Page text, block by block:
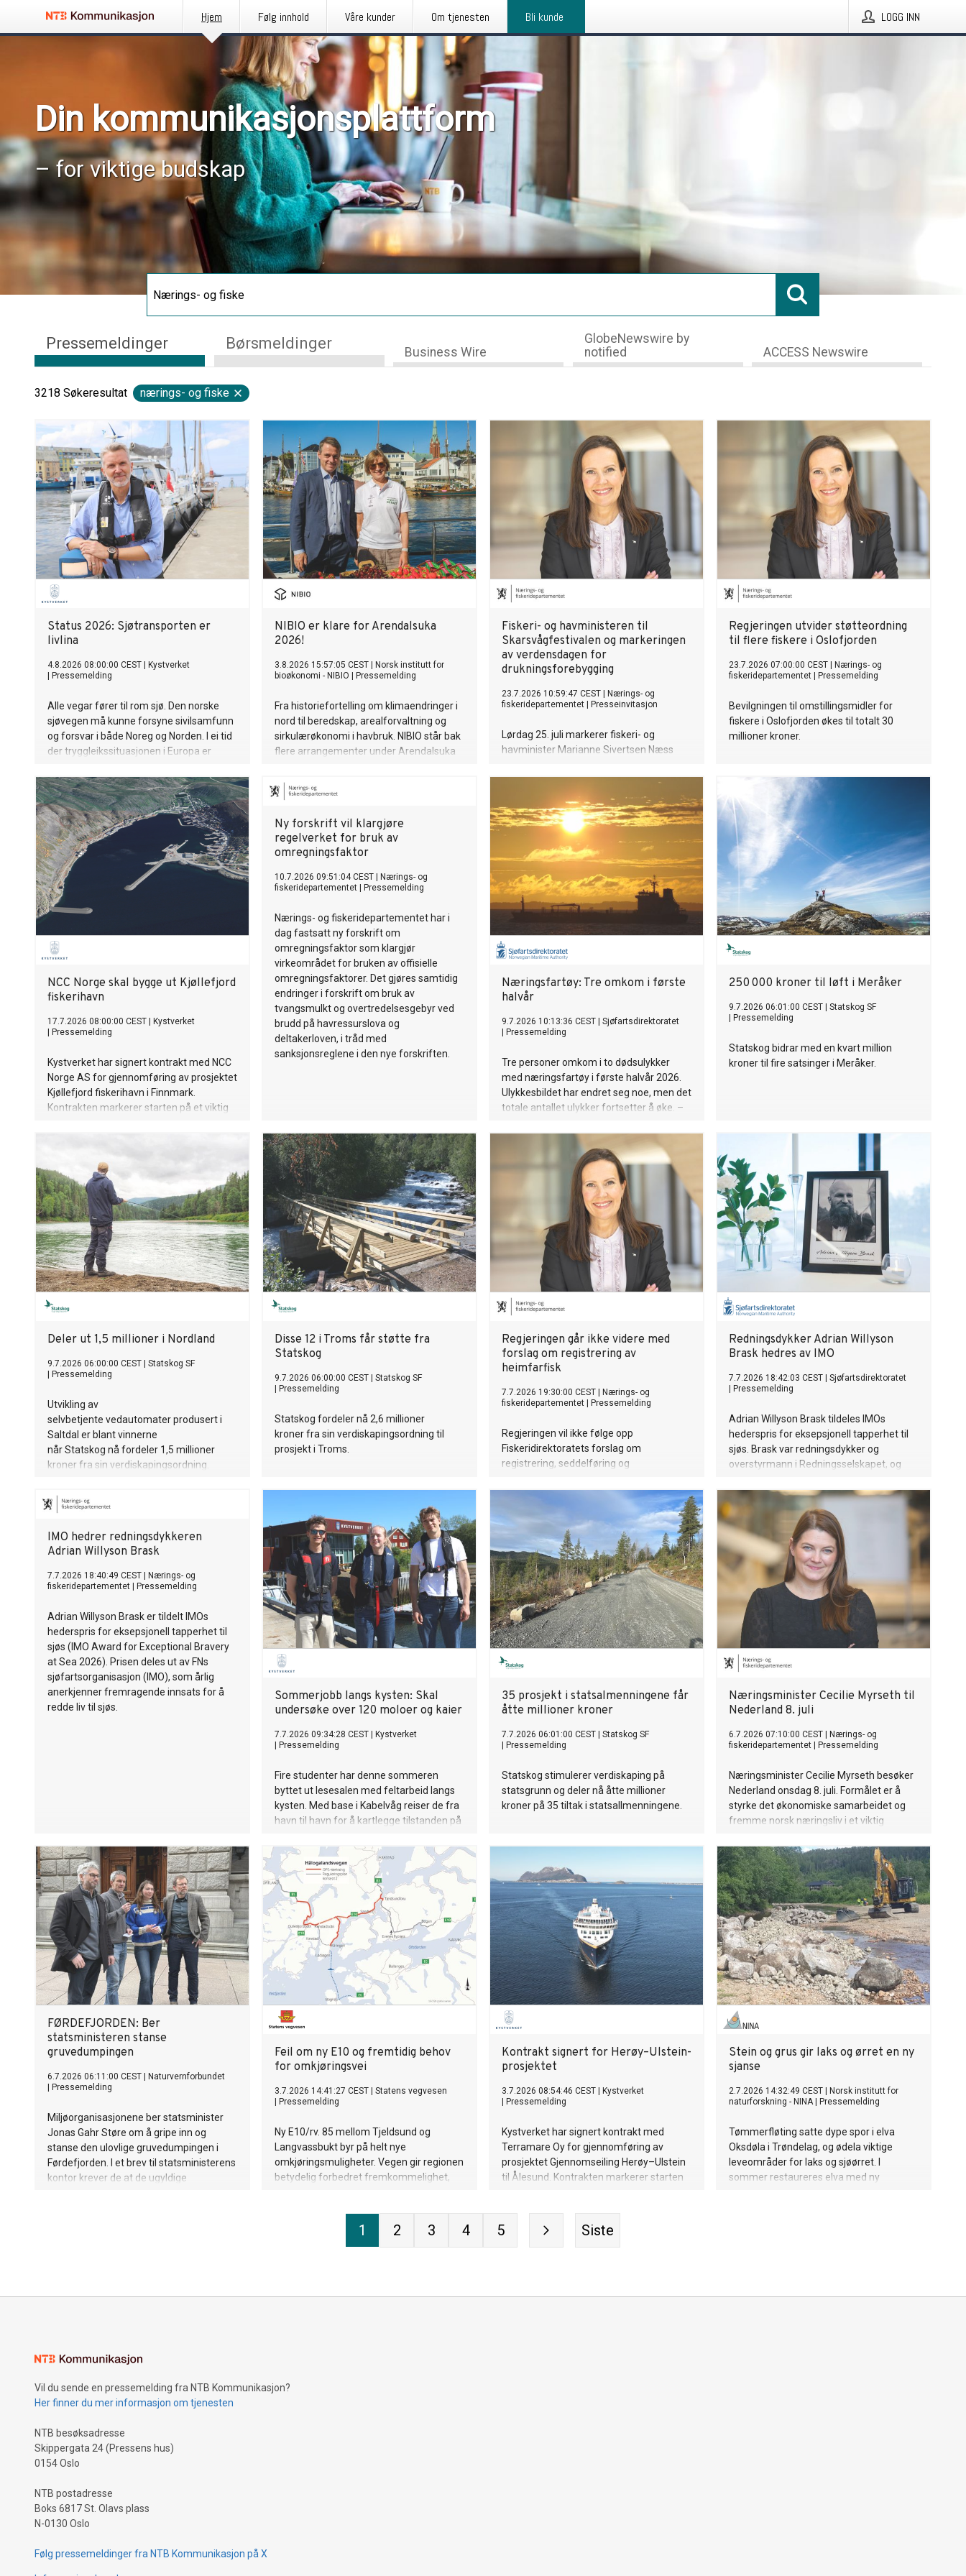
Hjem Følg innhold Våre kunder Om tjenesten Bli kunde LOGG INN
Din kommunikasjonsplattform
– for viktige budskap
Pressemeldinger Børsmeldinger Business Wire
GlobeNewswire by
notified
ACCESS Newswire
3218 Søkeresultat nærings- og fiske
Status 2026: Sjøtransporten er
livlina
4.8.2026 08:00:00 CEST
Kystverket
Pressemelding
Alle vegar fører til rom sjø. Den norske
sjøvegen må kunne forsyne sivilsamfunn
og forsvar i både Noreg og Norden. I ei tid
der tryggleikssituasjonen i Europa er
at sjøtransporten er ein fundamental del
av infrastrukturen som held landet oppe.
Det gjeld i fredstid, i kriser og om det
verste skulle skje.
NIBIO er klare for Arendalsuka
2026!
3.8.2026 15:57:05 CEST
Norsk institutt for
bioøkonomi - NIBIO
Pressemelding
Fra historiefortelling om klimaendringer i
nord til beredskap, arealforvaltning og
sirkulærøkonomi i havbruk. NIBIO står bak
flere arrangementer under Arendalsuka
Fiskeri- og havministeren til
Skarsvågfestivalen og markeringen
av verdensdagen for
drukningsforebygging
23.7.2026 10:59:47 CEST
Nærings- og
fiskeridepartementet
Presseinvitasjon
Lørdag 25. juli markerer fiskeri- og
havminister Marianne Sivertsen Næss
drukning i Skarsvåg, verdens nordligste
Regjeringen utvider støtteordning
til flere fiskere i Oslofjorden
23.7.2026 07:00:00 CEST
Nærings- og
fiskeridepartementet
Pressemelding
Bevilgningen til omstillingsmidler for
fiskere i Oslofjorden økes til totalt 30
millioner kroner.
NCC Norge skal bygge ut Kjøllefjord
fiskerihavn
17.7.2026 08:00:00 CEST
Kystverket
Pressemelding
Kystverket har signert kontrakt med NCC
Norge AS for gjennomføring av prosjektet
Kjøllefjord fiskerihavn i Finnmark.
Kontrakten markerer starten på et viktig
annen næringsaktivitet i området.
Ny forskrift vil klargjøre
regelverket for bruk av
omregningsfaktor
10.7.2026 09:51:04 CEST
Nærings- og
fiskeridepartementet
Pressemelding
Nærings- og fiskeridepartementet har i
dag fastsatt ny forskrift om
omregningsfaktor som klargjør
virkeområdet for bruken av offisielle
omregningsfaktorer. Det gjøres samtidig
endringer i forskrift om bruk av
tvangsmulkt og overtredelsesgebyr ved
brudd på havressurslova og
deltakerloven, i tråd med
sanksjonsreglene i den nye forskriften.
Næringsfartøy: Tre omkom i første
halvår
9.7.2026 10:13:36 CEST
Sjøfartsdirektoratet
Pressemelding
Tre personer omkom i to dødsulykker
med næringsfartøy i første halvår 2026.
Ulykkesbildet har endret seg noe, men det
totale antallet ulykker fortsetter å øke. –
250 000 kroner til løft i Meråker
9.7.2026 06:01:00 CEST
Statskog SF
Pressemelding
Statskog bidrar med en kvart million
kroner til fire satsinger i Meråker.
Deler ut 1,5 millioner i Nordland
9.7.2026 06:00:00 CEST
Statskog SF
Pressemelding
Utvikling av
selvbetjente vedautomater produsert i
Saltdal er blant vinnerne
når Statskog nå fordeler 1,5 millioner
kroner fra sin verdiskapingsordning.
Disse 12 i Troms får støtte fra
Statskog
9.7.2026 06:00:00 CEST
Statskog SF
Pressemelding
Statskog fordeler nå 2,6 millioner
kroner fra sin verdiskapingsordning til
prosjekt i Troms.
Regjeringen går ikke videre med
forslag om registrering av
heimfarfisk
7.7.2026 19:30:00 CEST
Nærings- og
fiskeridepartementet
Pressemelding
Regjeringen vil ikke følge opp
Fiskeridirektoratets forslag om
registrering, seddelføring og
med hjem til eget bruk. Dagens praksis
for såkalt heimfarfisk eller kokfisk
videreføres.
Redningsdykker Adrian Willyson
Brask hedres av IMO
7.7.2026 18:42:03 CEST
Sjøfartsdirektoratet
Pressemelding
Adrian Willyson Brask tildeles IMOs
hederspris for eksepsjonell tapperhet til
sjøs. Brask var redningsdykker og
overstyrmann i Redningsselskapet, og
ung jente som var savnet i Nappstraumen
i Lofoten.
IMO hedrer redningsdykkeren
Adrian Willyson Brask
7.7.2026 18:40:49 CEST
Nærings- og
fiskeridepartementet
Pressemelding
Adrian Willyson Brask er tildelt IMOs
hederspris for eksepsjonell tapperhet til
sjøs (IMO Award for Exceptional Bravery
at Sea 2026). Prisen deles ut av FNs
sjøfartsorganisasjon (IMO), som årlig
anerkjenner fremragende innsats for å
redde liv til sjøs.
Sommerjobb langs kysten: Skal
undersøke over 120 moloer og kaier
7.7.2026 09:34:28 CEST
Kystverket
Pressemelding
Fire studenter har denne sommeren
byttet ut lesesalen med feltarbeid langs
kysten. Med base i Kabelvåg reiser de fra
havn til havn for å kartlegge tilstanden på
35 prosjekt i statsalmenningene får
åtte millioner kroner
7.7.2026 06:01:00 CEST
Statskog SF
Pressemelding
Statskog stimulerer verdiskaping på
statsgrunn og deler nå åtte millioner
kroner på 35 tiltak i statsallmenningene.
Næringsminister Cecilie Myrseth til
Nederland 8. juli
6.7.2026 07:10:00 CEST
Nærings- og
fiskeridepartementet
Pressemelding
Næringsminister Cecilie Myrseth besøker
Nederland onsdag 8. juli. Formålet er å
styrke det økonomiske samarbeidet og
fremme norsk næringsliv i et viktig
FØRDEFJORDEN: Ber
statsministeren stanse
gruvedumpingen
6.7.2026 06:11:00 CEST
Naturvernforbundet
Pressemelding
Miljøorganisasjonene ber statsminister
Jonas Gahr Støre om å gripe inn og
stanse den ulovlige gruvedumpingen i
Førdefjorden. I et brev til statsministerens
kontor krever de at de ugyldige
Feil om ny E10 og fremtidig behov
for omkjøringsvei
3.7.2026 14:41:27 CEST
Statens vegvesen
Pressemelding
Ny E10/rv. 85 mellom Tjeldsund og
Langvassbukt byr på helt nye
omkjøringsmuligheter. Vegen gir regionen
betydelig forbedret fremkommelighet,
Kontrakt signert for Herøy–Ulstein-
prosjektet
3.7.2026 08:54:46 CEST
Kystverket
Pressemelding
Kystverket har signert kontrakt med
Terramare Oy for gjennomføring av
prosjektet Gjennomseiling Herøy–Ulstein
til Ålesund. Kontrakten markerer starten
vêrutsett farlei.
Stein og grus gir laks og ørret en ny
sjanse
2.7.2026 14:32:49 CEST
Norsk institutt for
naturforskning - NINA| Pressemelding
Tømmerfløting satte dype spor i elva
Oksdøla i Trøndelag, og ødela viktige
leveområder for laks og sjøørret. I
sommer restaureres elva med ny
1 2 3 4 5 Siste
Vil du sende en pressemelding fra NTB Kommunikasjon?
Her finner du mer informasjon om tjenesten
NTB besøksadresse
Skippergata 24 (Pressens hus)
0154 Oslo
NTB postadresse
Boks 6817 St. Olavs plass
N-0130 Oslo
Følg pressemeldinger fra NTB Kommunikasjon på X